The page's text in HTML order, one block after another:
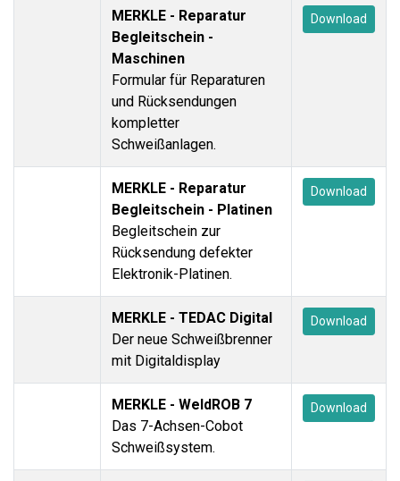
MERKLE - Reparatur
Begleitschein -
Maschinen
Formular für Reparaturen
und Rücksendungen
kompletter
Schweißanlagen.
Download
MERKLE - Reparatur
Begleitschein - Platinen
Begleitschein zur
Rücksendung defekter
Elektronik-Platinen.
Download
MERKLE - TEDAC Digital
Der neue Schweißbrenner
mit Digitaldisplay
Download
MERKLE - WeldROB 7
Das 7-Achsen-Cobot
Schweißsystem.
Download